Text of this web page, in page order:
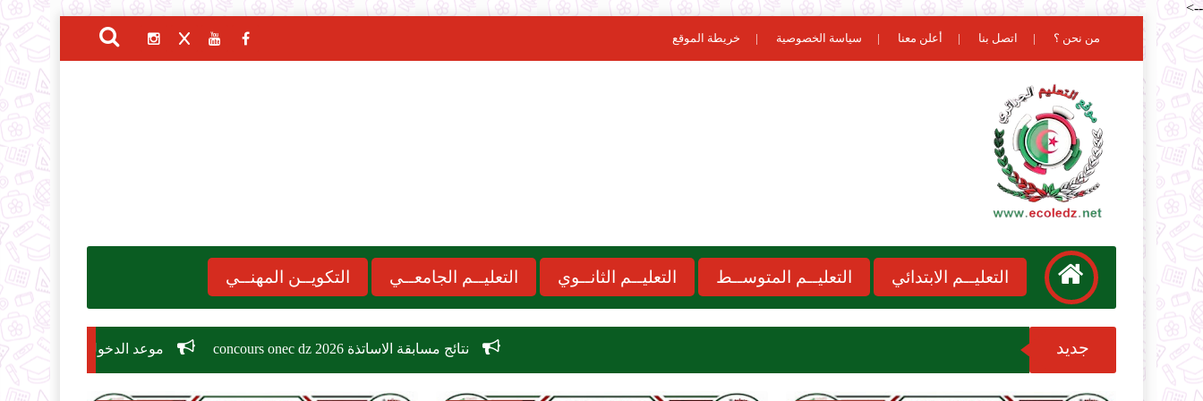
-->
من نحن ؟ اتصل بنا أعلن معنا سياسة الخصوصية خريطة الموقع
التعليــم الابتدائي التعليــم المتوســط التعليــم الثانــوي التعليــم الجامعــي التكويــن المهنــي
جديد نتائج مسابقة الاساتذة 2026 concours onec dz موعد الدخول المدرسي 2026-2027